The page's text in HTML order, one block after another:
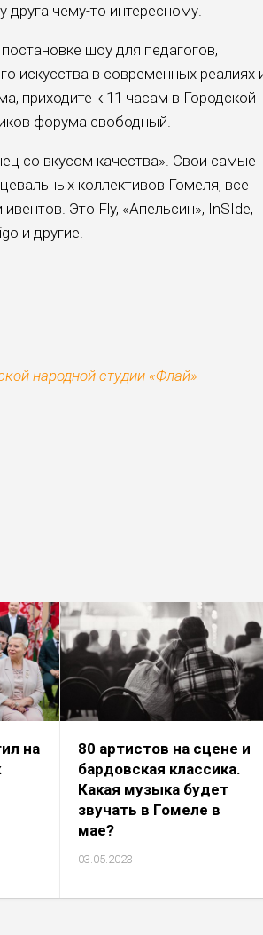
друга чему-то интересному.
шоу для педагогов,
искусства в современных реалиях
приходите к 11 часам в Городской
форума свободный.
со вкусом качества». Свои самые
коллективов Гомеля, все
Это Fly, «Апельсин», InSIde,
и другие.
народной студии «Флай»
на
80 артистов на сцене и
бардовская классика.
Какая музыка будет
звучать в Гомеле в
мае?
03.05.2023